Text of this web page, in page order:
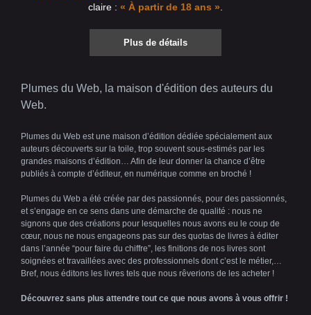
claire : « À partir de 18 ans »
Plus de détails
Plumes du Web, la maison d'édition des auteurs du
Web.
Plumes du Web est une maison d’édition dédiée spécialement aux
auteurs découverts sur la toile, trop souvent sous-estimés par les
grandes maisons d’édition… Afin de leur donner la chance d’être
publiés à compte d’éditeur, en numérique comme en broché !
Plumes du Web a été créée par des passionnés, pour des passionnés,
et s’engage en ce sens dans une démarche de qualité : nous ne
signons que des créations pour lesquelles nous avons eu le coup de
cœur, nous ne nous engageons pas sur des quotas de livres à éditer
dans l’année “pour faire du chiffre”, les finitions de nos livres sont
soignées et travaillées avec des professionnels dont c’est le métier,…
Bref, nous éditons les livres tels que nous rêverions de les acheter !
Découvrez sans plus attendre tout ce que nous avons à vous offrir !